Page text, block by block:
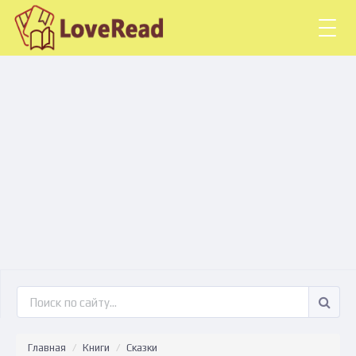
Главная Книги Сказки